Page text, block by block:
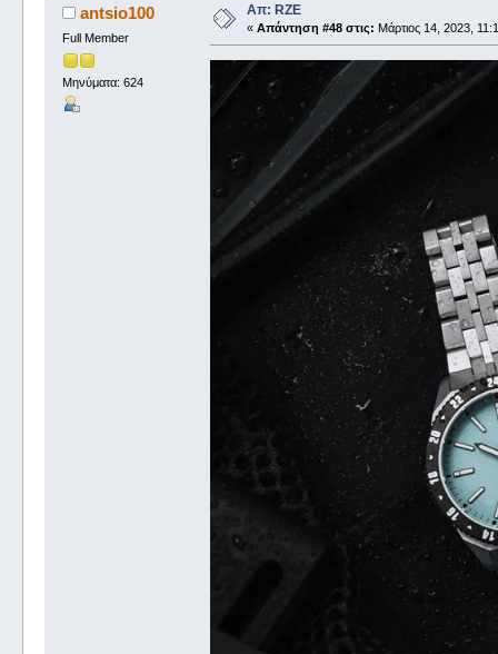
antsio100
Full Member
Μηνύματα: 624
Απ: RZE
« Απάντηση #48 στις: Μάρτιος 14, 2023,